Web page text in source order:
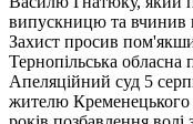
випускницю та вчинив
Захист просив
Тернопільська
Апеляційний суд 5
жителю Кременецького